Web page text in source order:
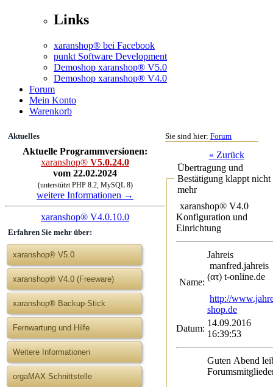
Links
xaranshop® bei Facebook
punkt Software Development
Demoshop xaranshop® V5.0
Demoshop xaranshop® V4.0
Forum
Mein Konto
Warenkorb
Aktuelles
Aktuelle Programmversionen:
xaranshop® V5.0.24.0
vom 22.02.2024
(unterstützt PHP 8.2, MySQL 8)
weitere Informationen →
xaranshop® V4.0.10.0
Erfahren Sie mehr über:
xaranshop® V5.0
xaranshop® V4.0 (Freeware)
xaranshop® Backup-Stick
Fernwartung und Hilfe
Weitere Informationen
orgaMAX Schnittstelle
Sie sind hier: Forum
« Zurück
Übertragung und
Bestätigung klappt nicht
mehr
xaranshop® V4.0
Konfiguration und
Einrichtung
Name:
Jahreis
manfred.jahreis
(ατ) t-online.de
http://
shop.de
Datum:
14.09.2016
16:39:53
Guten Abend